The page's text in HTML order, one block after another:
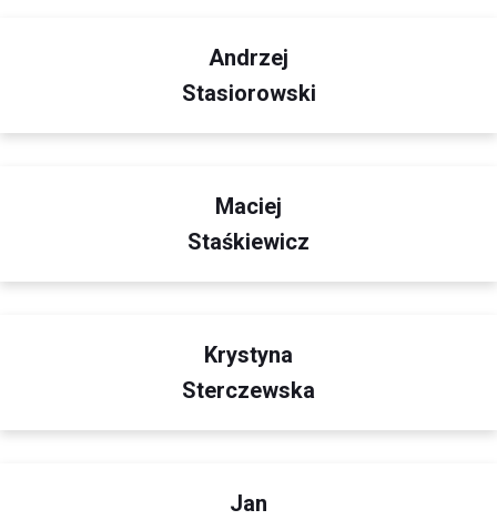
Andrzej
Stasiorowski
Maciej
Staśkiewicz
Krystyna
Sterczewska
Jan